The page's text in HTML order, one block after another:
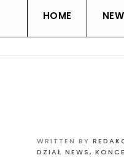
HOME
WRITTEN BY
DZIAŁ NEWS,